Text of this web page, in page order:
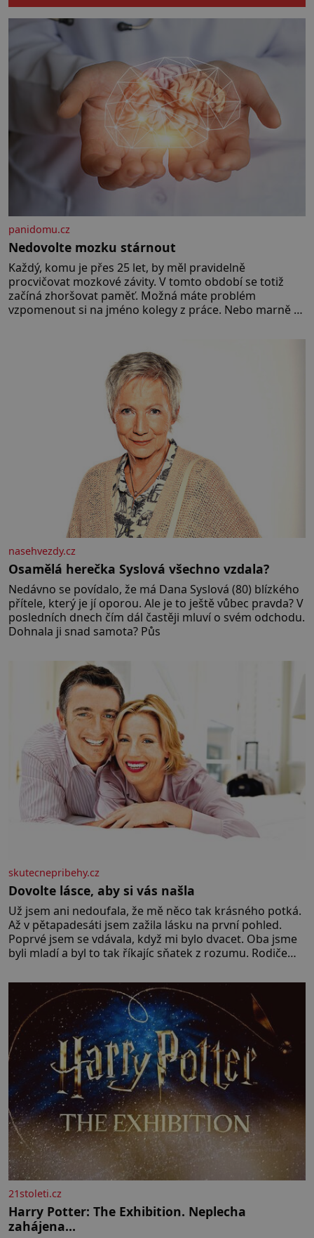
„pravých“ živoucích trpaslíků
konče. Dokonce jsou tu i první
narozenými dětmi! Novorozenci,
umístění ve zdejším zařízení, jsou
[…]
panidomu.cz
Nedovolte mozku stárnout
Každý, komu je přes 25 let, by měl pravidelně
procvičovat mozkové závity. V tomto období se totiž
začíná zhoršovat paměť. Možná máte problém
vzpomenout si na jméno kolegy z práce. Nebo marně v
rozhodla stávkovat. Cvičte
nasehvezdy.cz
Osamělá herečka Syslová všechno vzdala?
Nedávno se povídalo, že má Dana Syslová (80) blízkého
přítele, který je jí oporou. Ale je to ještě vůbec pravda? V
posledních dnech čím dál častěji mluví o svém odchodu.
Dohnala ji snad samota? Půs
skutecnepribehy.cz
Dovolte lásce, aby si vás našla
Už jsem ani nedoufala, že mě něco tak krásného potká.
Až v pětapadesáti jsem zažila lásku na první pohled.
Poprvé jsem se vdávala, když mi bylo dvacet. Oba jsme
byli mladí a byl to tak říkajíc sňatek z rozumu. Rodiče
muž. Manželství nám oběma moc nesvědčilo, brzy jsme
zjistili, že
21stoleti.cz
Harry Potter: The Exhibition. Neplecha
zahájena…